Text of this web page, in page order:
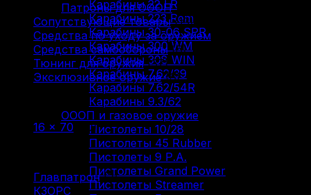
Карабины 22 LR
Карабины 223 Rem
Карабины 30-06 SPR
Карабины 300 WM
Карабины 308 WIN
Карабины 7.62/39
Карабины 7.62/54R
Карабины 9.3/62
ОООП и газовое оружие
Пистолеты 10/28
Пистолеты 45 Rubber
Пистолеты 9 Р.А.
Пистолеты Grand Power
Пистолеты Streamer
Патроны для ОООП (30)
Сопутствующие товары (13)
Средства по уходу за оружием
Средства самообороны (6)
Тюнинг для оружия (37)
Эксклюзивное оружие (6)
16 × 70
(10)
Главпатрон (2)
КЗОРС